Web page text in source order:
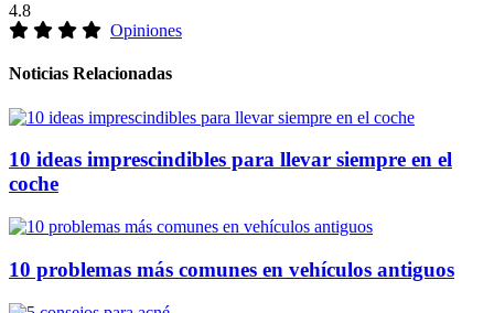
4.8
Opiniones
Noticias Relacionadas
10 ideas imprescindibles para llevar siempre en el
coche
10 problemas más comunes en vehículos antiguos